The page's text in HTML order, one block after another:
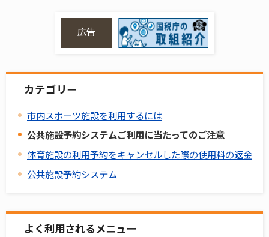
広告
カテゴリー
市内スポーツ施設を利用するには
公共施設予約システムご利用に当たってのご注意
体育施設の利用予約をキャンセルした際の使用料の返金
公共施設予約システム
よく利用されるメニュー